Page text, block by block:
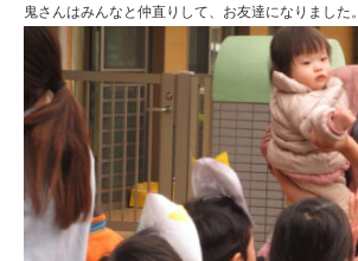
鬼さんはみんなと仲直りして、お友達になりました。